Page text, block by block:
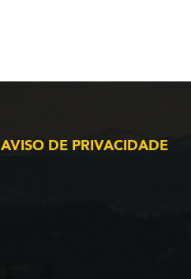
AVISO DE PRIVACIDADE